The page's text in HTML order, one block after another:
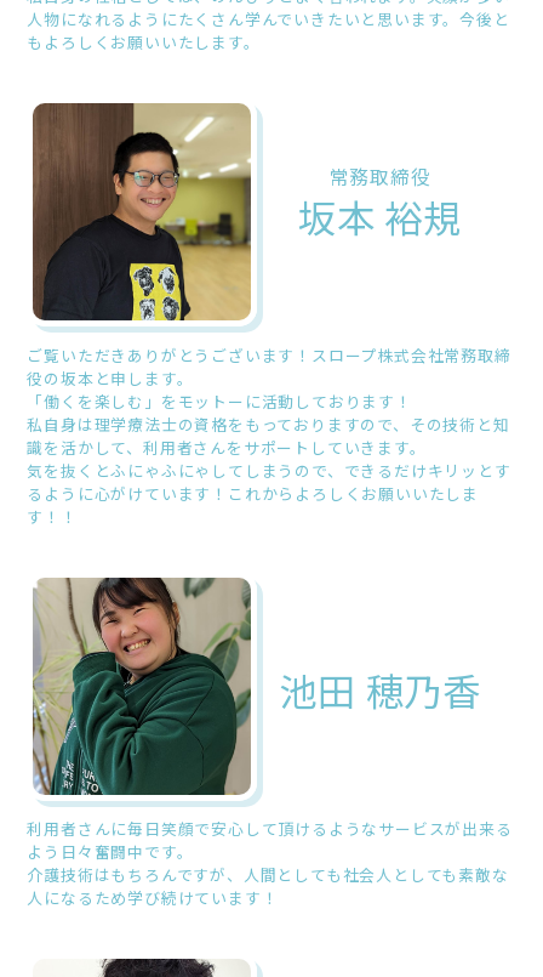
人物になれるようにたくさん学んでいきたいと思います。今後と
もよろしくお願いいたします。
常務取締役
坂本 裕規
ご覧いただきありがとうございます！スロープ株式会社常務取締
役の坂本と申します。
「働くを楽しむ」をモットーに活動しております！
私自身は理学療法士の資格をもっておりますので、その技術と知
識を活かして、利用者さんをサポートしていきます。
気を抜くとふにゃふにゃしてしまうので、できるだけキリッとす
るように心がけています！これからよろしくお願いいたしま
す！！
池田 穂乃香
利用者さんに毎日笑顔で安心して頂けるようなサービスが出来る
よう日々奮闘中です。
介護技術はもちろんですが、人間としても社会人としても素敵な
人になるため学び続けています！